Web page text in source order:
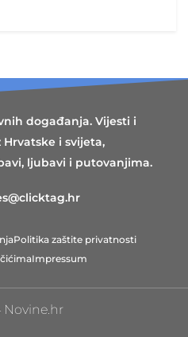
događanja. Vijesti i
i svijeta,
ljubavi i putovanjima.
Politika zaštite privatnosti
Impressum
Novine.hr